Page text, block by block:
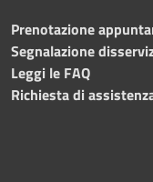
Prenotazione
Segnalazione
Leggi le FAQ
Richiesta di